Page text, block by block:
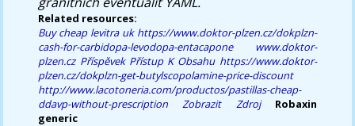
Related resources:
Buy cheap levitra uk https://www.doktor-plzen.cz/dokplzn-
cash-for-carbidopa-levodopa-entacapone
www.doktor-
plzen.cz Příspěvek Přístup K Obsahu https://www.doktor-
plzen.cz/dokplzn-get-butylscopolamine-price-discount
http://www.lacotoneria.com/productos/pastillas-cheap-
ddavp-without-prescription
Zobrazit Zdroj
Robaxin
generic